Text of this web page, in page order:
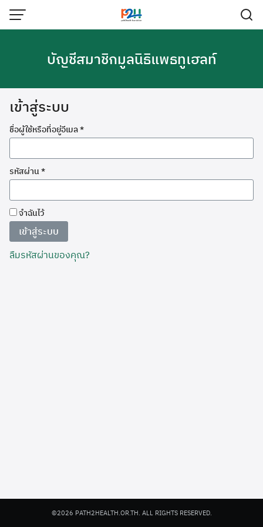
บัญชีสมาชิกมูลนิธิแพธทูเฮลท์
เข้าสู่ระบบ
ชื่อผู้ใช้หรือที่อยู่อีเมล*
รหัสผ่าน*
จำฉันไว้
เข้าสู่ระบบ
ลืมรหัสผ่านของคุณ?
©2026 PATH2HEALTH.OR.TH. ALL RIGHTS RESERVED.